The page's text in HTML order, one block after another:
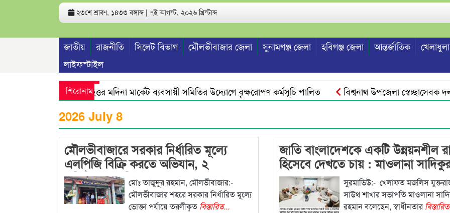
২৩শে শ্রাবণ, ১৪৩৩ বঙ্গাব্দ | ৭ই আগস্ট, ২০২৬ খ্রিস্টাব্দ
জাতীয় রাজনীতি সিলেট বিভাগ মৌলভীবাজার জেলা সুনামগঞ্জ জেলা হবিগঞ্জ জেলা আন্তর্জাতিক খেলাধুলা
লাইফস্টাইল
শিরোনাম
বৃহত্তর মদিনা মার্কেট ব্যবসায়ী সমিতির উদ্যোগে বৃক্ষরোপণ কর্মসূচি পালিত বিশ্বনাথ উপজেলা স্বেচ্ছাসেবক দল
2026 July 8
মৌলভীবাজারে সরকার নির্ধারিত মূল্যে
এলপিজি বিক্রি করতে অভিযান, ২
প্রতিষ্ঠানকে জরিমানামোঃ তাজুদুর রহমান, মৌলভীবাজার:-
মৌলভীবাজার শহরে সরকার নির্ধারিত মূল্যে
ভোক্তা পর্যায়ে তরলীকৃত বিস্তারিত...
জাতি বাংলাদেশকে একটি উন্নয়নশীল
হিসেবে দেখতে চায় : মাওলানা
রহমান
সুরমাভিউ:- খেলাফত মজলিস
সাউথ শাখার সভাপতি মাওলানা
রহমান বলেছেন, স্বাধীনতার